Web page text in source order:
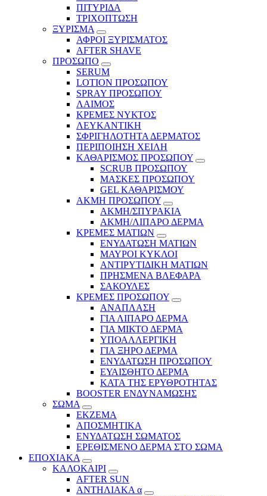
ΠΙΤΥΡΙΔΑ
ΤΡΙΧΟΠΤΩΣΗ
ΞΥΡΙΣΜΑ
ΑΦΡΟΙ ΞΥΡΙΣΜΑΤΟΣ
AFTER SHAVE
ΠΡΟΣΩΠΟ
SERUM
LOTION ΠΡΟΣΩΠΟΥ
SPRAY ΠΡΟΣΩΠΟΥ
ΛΑΙΜΟΣ
ΚΡΕΜΕΣ ΝΥΚΤΟΣ
ΛΕΥΚΑΝΤΙΚΗ
ΣΦΡΙΓΗΛΟΤΗΤΑ ΔΕΡΜΑΤΟΣ
ΠΕΡΙΠΟΙΗΣΗ ΧΕΙΛΗ
ΚΑΘΑΡΙΣΜΟΣ ΠΡΟΣΩΠΟΥ
SCRUB ΠΡΟΣΩΠΟΥ
ΜΑΣΚΕΣ ΠΡΟΣΩΠΟΥ
GEL ΚΑΘΑΡΙΣΜΟΥ
ΑΚΜΗ ΠΡΟΣΩΠΟΥ
ΑΚΜΗ/ΣΠΥΡΑΚΙΑ
ΑΚΜΗ/ΛΙΠΑΡΟ ΔΕΡΜΑ
ΚΡΕΜΕΣ ΜΑΤΙΩΝ
ΕΝΥΔΑΤΩΣΗ ΜΑΤΙΩΝ
ΜΑΥΡΟΙ ΚΥΚΛΟΙ
ΑΝΤΙΡΥΤΙΔΙΚΗ ΜΑΤΙΩΝ
ΠΡΗΣΜΕΝΑ ΒΛΕΦΑΡΑ
ΣΑΚΟΥΛΕΣ
ΚΡΕΜΕΣ ΠΡΟΣΩΠΟΥ
ΑΝΑΠΛΑΣΗ
ΓΙΑ ΛΙΠΑΡΟ ΔΕΡΜΑ
ΓΙΑ ΜΙΚΤΟ ΔΕΡΜΑ
ΥΠΟΑΛΛΕΡΓΙΚΗ
ΓΙΑ ΞΗΡΟ ΔΕΡΜΑ
ΕΝΥΔΑΤΩΣΗ ΠΡΟΣΩΠΟΥ
ΕΥΑΙΣΘΗΤΟ ΔΕΡΜΑ
ΚΑΤΑ ΤΗΣ ΕΡΥΘΡΟΤΗΤΑΣ
BOOSTER ΕΝΔΥΝΑΜΩΣΗΣ
ΣΩΜΑ
ΕΚΖΕΜΑ
ΑΠΟΣΜΗΤΙΚΑ
ΕΝΥΔΑΤΩΣΗ ΣΩΜΑΤΟΣ
ΕΡΕΘΙΣΜΕΝΟ ΔΕΡΜΑ ΣΤΟ ΣΩΜΑ
ΕΠΟΧΙΑΚΑ
ΚΑΛΟΚΑΙΡΙ
AFTER SUN
ΑΝΤΗΛΙΑΚΑ α